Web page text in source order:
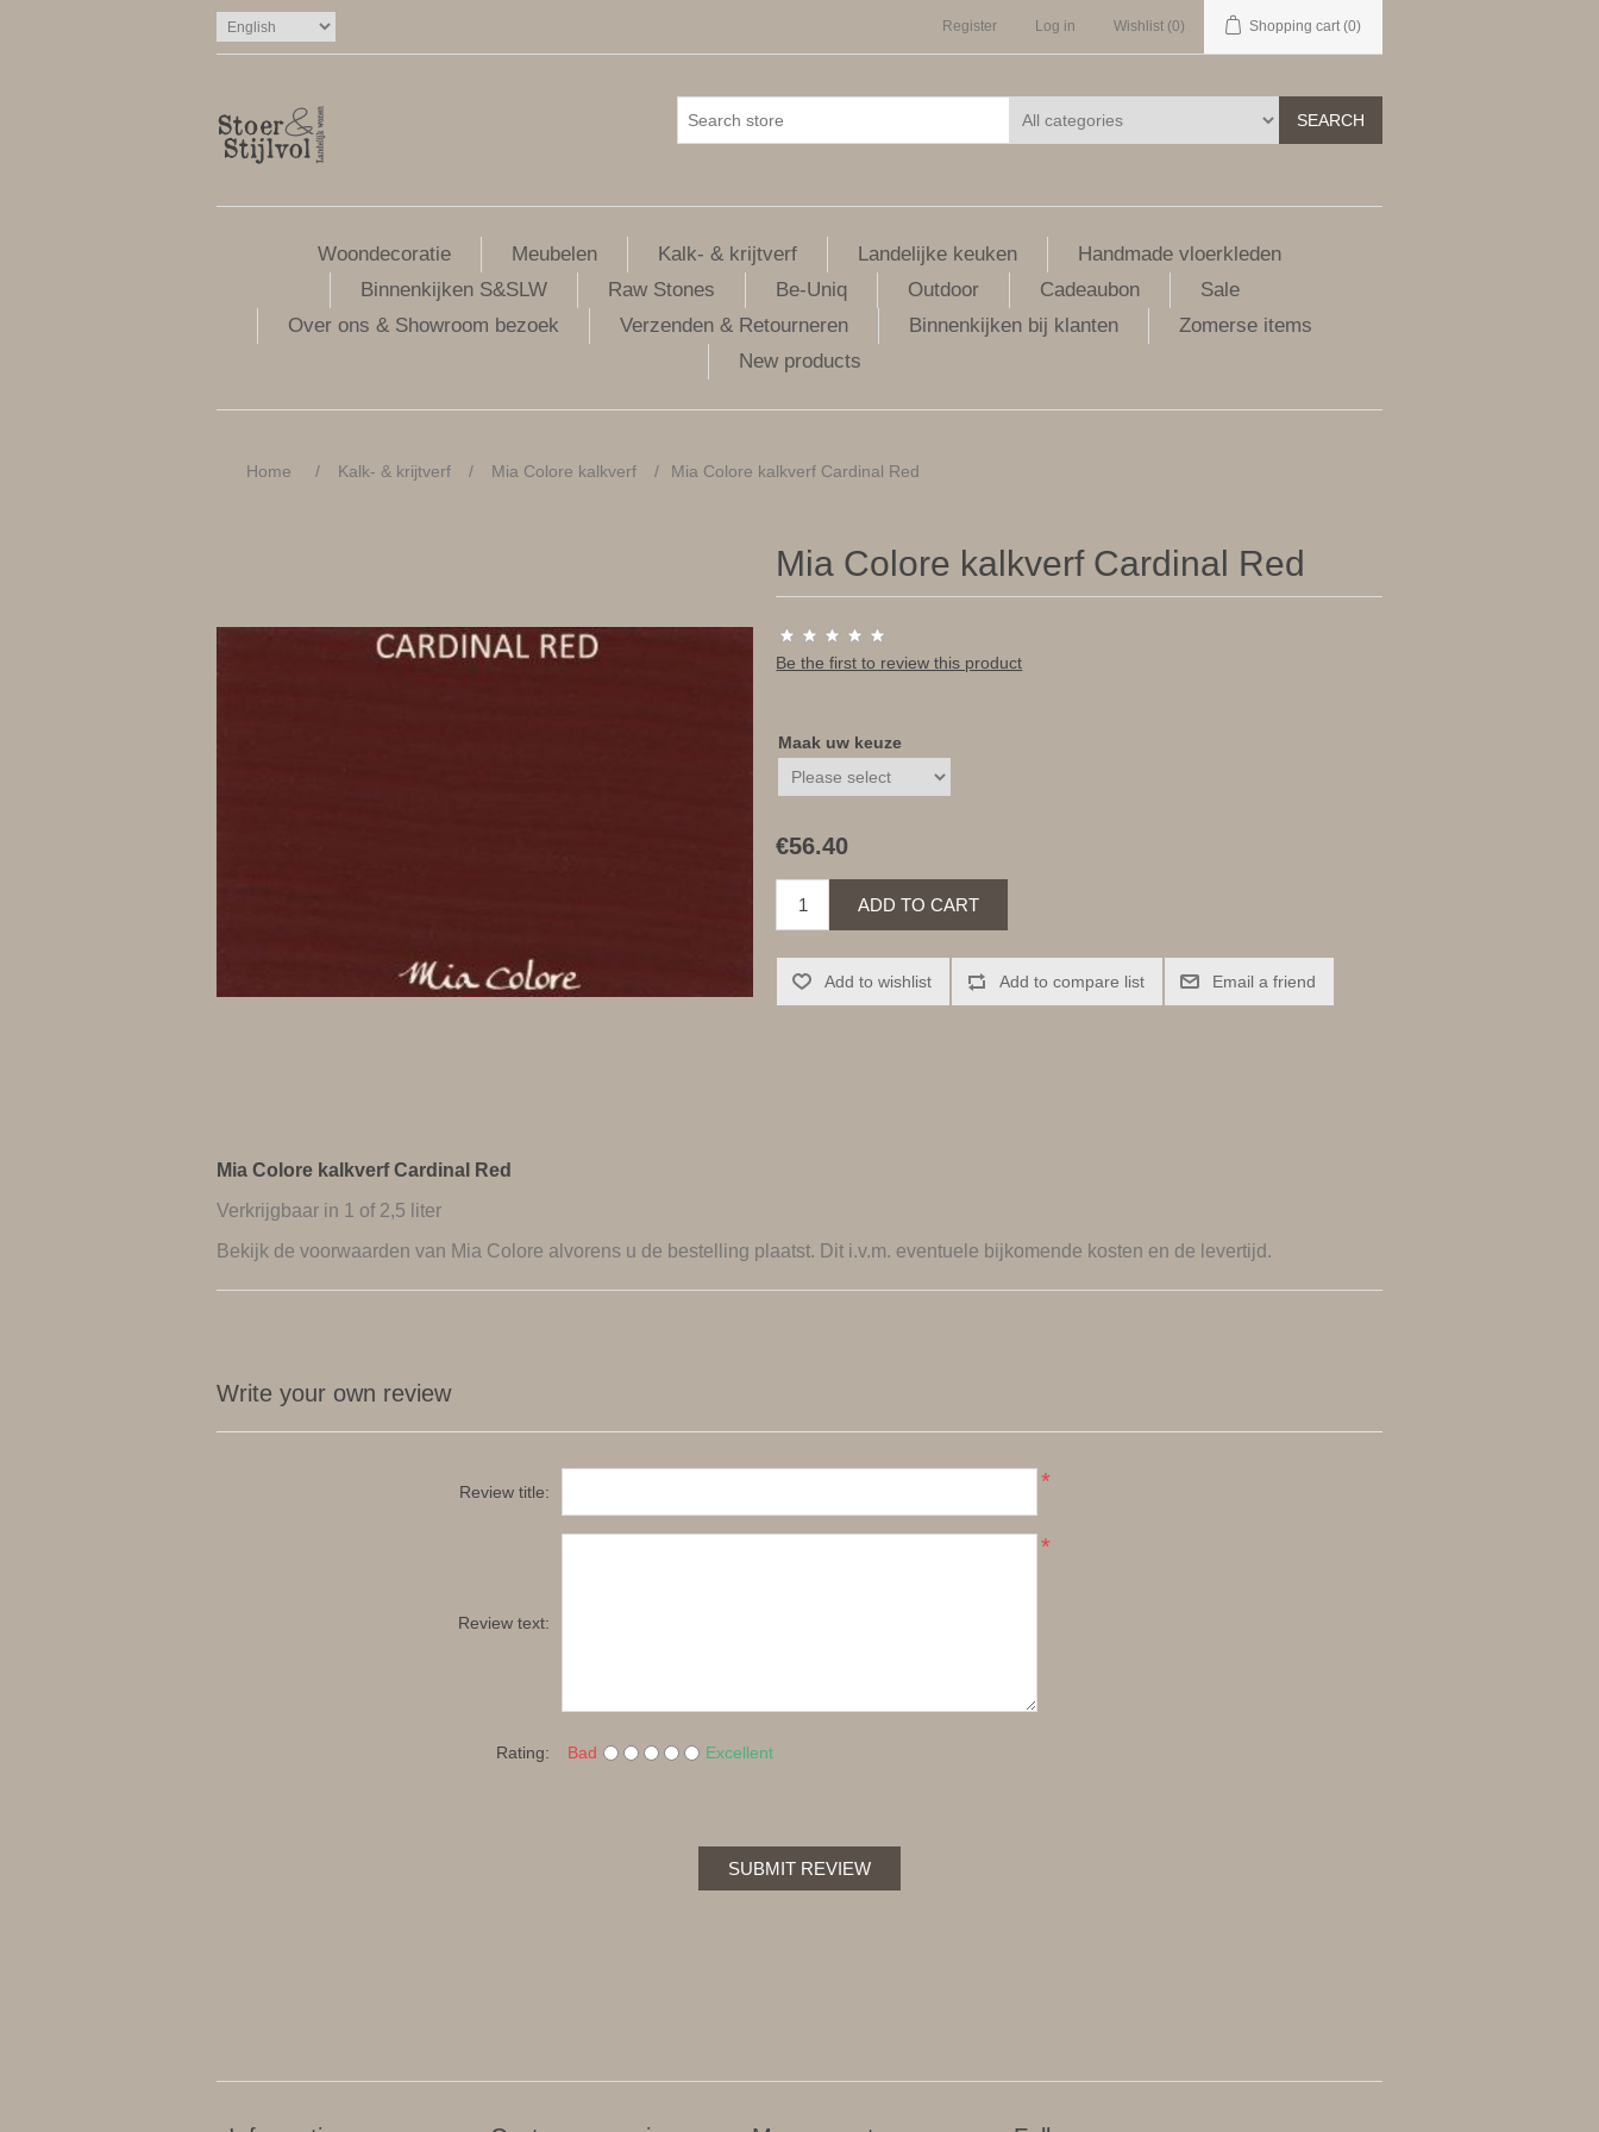
Register Log in Wishlist (0) Shopping cart (0)
SEARCH
Woondecoratie Meubelen Kalk- & krijtverf Landelijke keuken
Handmade vloerkleden
Binnenkijken S&SLW
Raw Stones Be-Uniq Outdoor Cadeaubon
Sale
Over ons & Showroom bezoek
Verzenden & Retourneren Binnenkijken bij klanten
Zomerse items
New products
Home / Kalk- & krijtverf / Mia Colore kalkverf / Mia Colore kalkverf Cardinal Red
Mia Colore kalkverf Cardinal Red
Be the first to review this product
Maak uw keuze
€56.40
ADD TO CART
Add to wishlist Add to compare list Email a friend
Mia Colore kalkverf Cardinal Red
Verkrijgbaar in 1 of 2,5 liter
Bekijk de voorwaarden van Mia Colore alvorens u de bestelling plaatst. Dit i.v.m. eventuele bijkomende kosten en de levertijd.
Write your own review
Review title: *
Review text:
*
Rating: Bad Excellent
SUBMIT REVIEW